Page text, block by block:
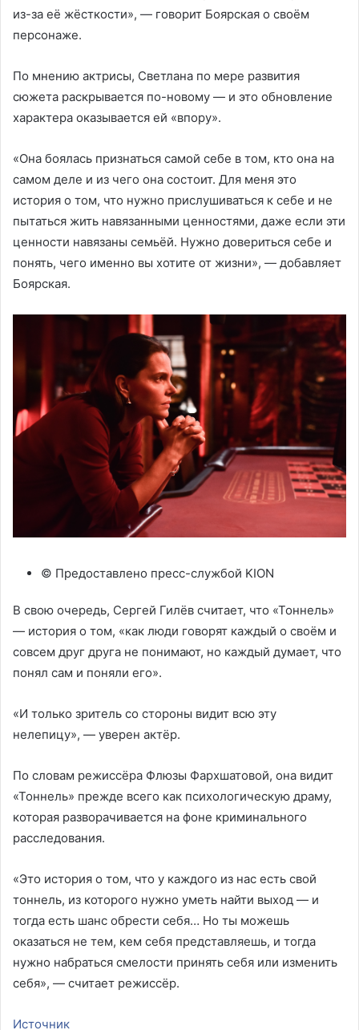
из-за её жёсткости», — говорит Боярская о своём
персонаже.
По мнению актрисы, Светлана по мере развития
сюжета раскрывается по-новому — и это обновление
характера оказывается ей «впору».
«Она боялась признаться самой себе в том, кто она на
самом деле и из чего она состоит. Для меня это
история о том, что нужно прислушиваться к себе и не
пытаться жить навязанными ценностями, даже если эти
ценности навязаны семьёй. Нужно довериться себе и
понять, чего именно вы хотите от жизни», — добавляет
Боярская.
© Предоставлено пресс-службой KION
В свою очередь, Сергей Гилёв считает, что «Тоннель»
— история о том, «как люди говорят каждый о своём и
совсем друг друга не понимают, но каждый думает, что
понял сам и поняли его».
«И только зритель со стороны видит всю эту
нелепицу», — уверен актёр.
По словам режиссёра Флюзы Фархшатовой, она видит
«Тоннель» прежде всего как психологическую драму,
которая разворачивается на фоне криминального
расследования.
«Это история о том, что у каждого из нас есть свой
тоннель, из которого нужно уметь найти выход — и
тогда есть шанс обрести себя… Но ты можешь
оказаться не тем, кем себя представляешь, и тогда
нужно набраться смелости принять себя или изменить
себя», — считает режиссёр.
Источник